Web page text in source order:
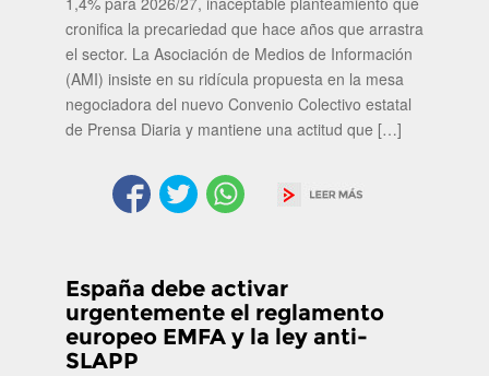
cronifica la precariedad que hace años que arrastra
el sector. La Asociación de Medios de Información
(AMI) insiste en su ridícula propuesta en la mesa
negociadora del nuevo Convenio Colectivo estatal
de Prensa Diaria y mantiene una actitud que […]
España debe activar
urgentemente el reglamento
europeo EMFA y la ley anti-
SLAPP